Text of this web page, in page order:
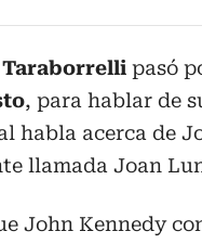
pasó
, para hablar de
habla acerca de
llamada Joan
John Kennedy